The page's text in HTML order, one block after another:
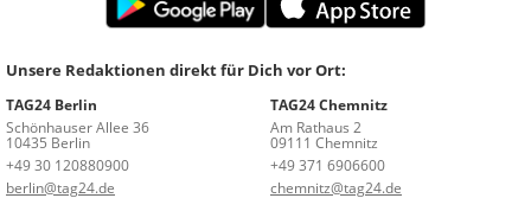
Unsere Redaktionen direkt für Dich vor Ort:
TAG24 Berlin
Schönhauser Allee 36
10435 Berlin
+49 30 120880900
berlin@tag24.de
TAG24 Chemnitz
Am Rathaus 2
09111 Chemnitz
+49 371 6906600
chemnitz@tag24.de